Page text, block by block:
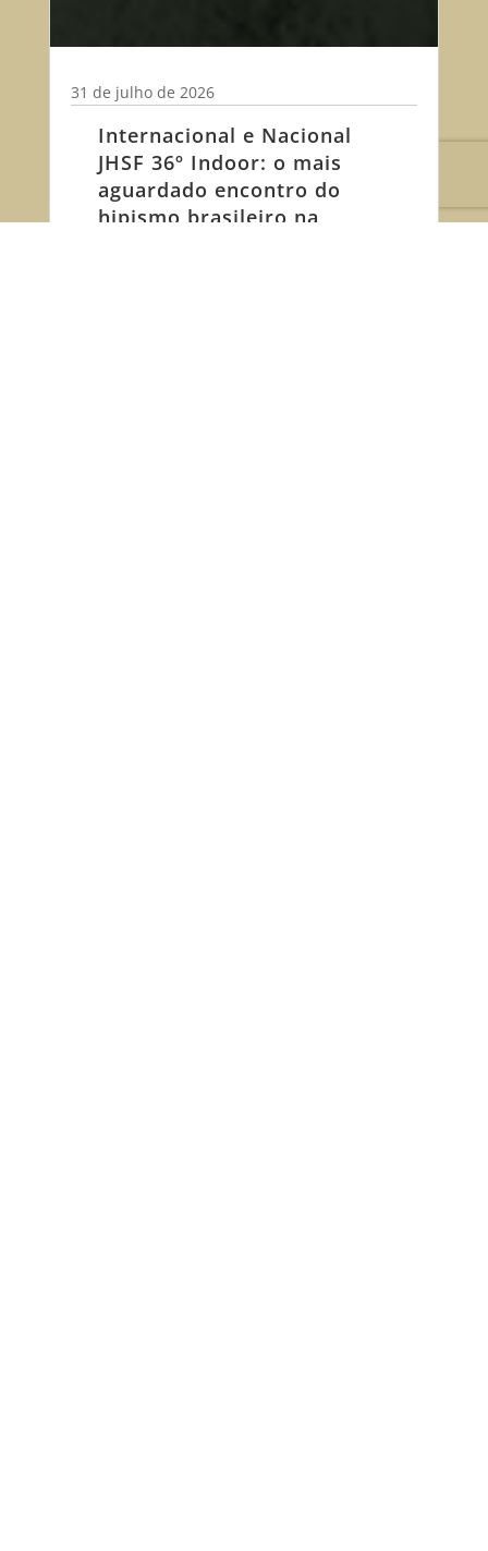
Internacional e Nacional
JHSF 36º Indoor: o mais
aguardado encontro do
hipismo brasileiro na
31 de julho de 2026